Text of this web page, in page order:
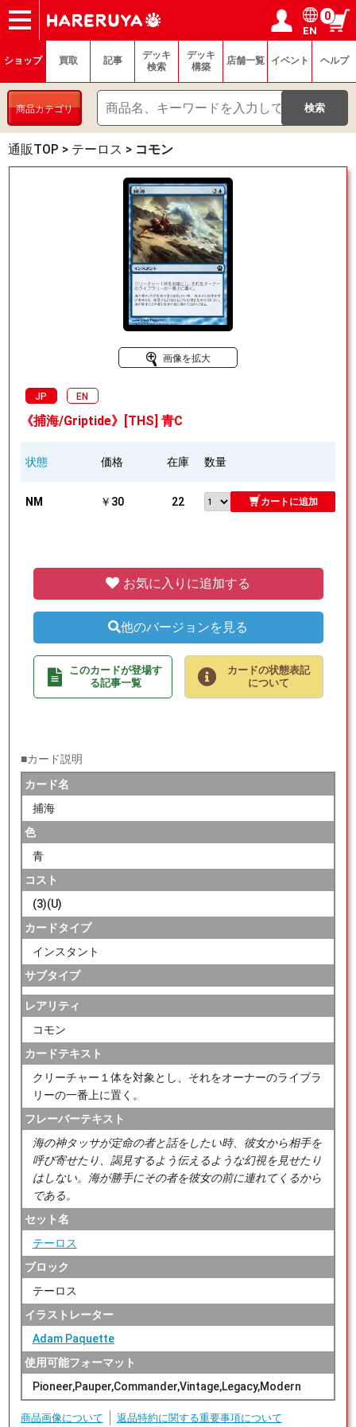
ショップ
買取
記事
デッキ検索
デッキ構築
選手一覧
店舗一覧
イベント
ヘルプ
お問い合わせ ログイン／会員登録
マイページ
EN
0
ショップ 買取 記事
デッキ
検索
デッキ
構築
店舗一覧 イベント ヘルプ
商品カテゴリ
通販TOP > テーロス > コモン
画像を拡大
JP EN
《捕海/Griptide》[THS] 青C
状態 価格 在庫 数量
NM ￥30 22 カートに追加
お気に入りに追加する
他のバージョンを見る
このカードが登場す
る記事一覧
カードの状態表記
について
■カード説明
カード名
捕海
色
青
コスト
(3)(U)
カードタイプ
インスタント
サブタイプ
レアリティ
コモン
カードテキスト
クリーチャー１体を対象とし、それをオーナーのライブラ
リーの一番上に置く。
フレーバーテキスト
海の神タッサが定命の者と話をしたい時、彼女から相手を
呼び寄せたり、謁見するよう伝えるような幻視を見せたり
はしない。海が勝手にその者を彼女の前に連れてくるから
である。
セット名
テーロス
ブロック
テーロス
イラストレーター
Adam Paquette
使用可能フォーマット
Pioneer,Pauper,Commander,Vintage,Legacy,Modern
商品画像について 返品特約に関する重要事項について